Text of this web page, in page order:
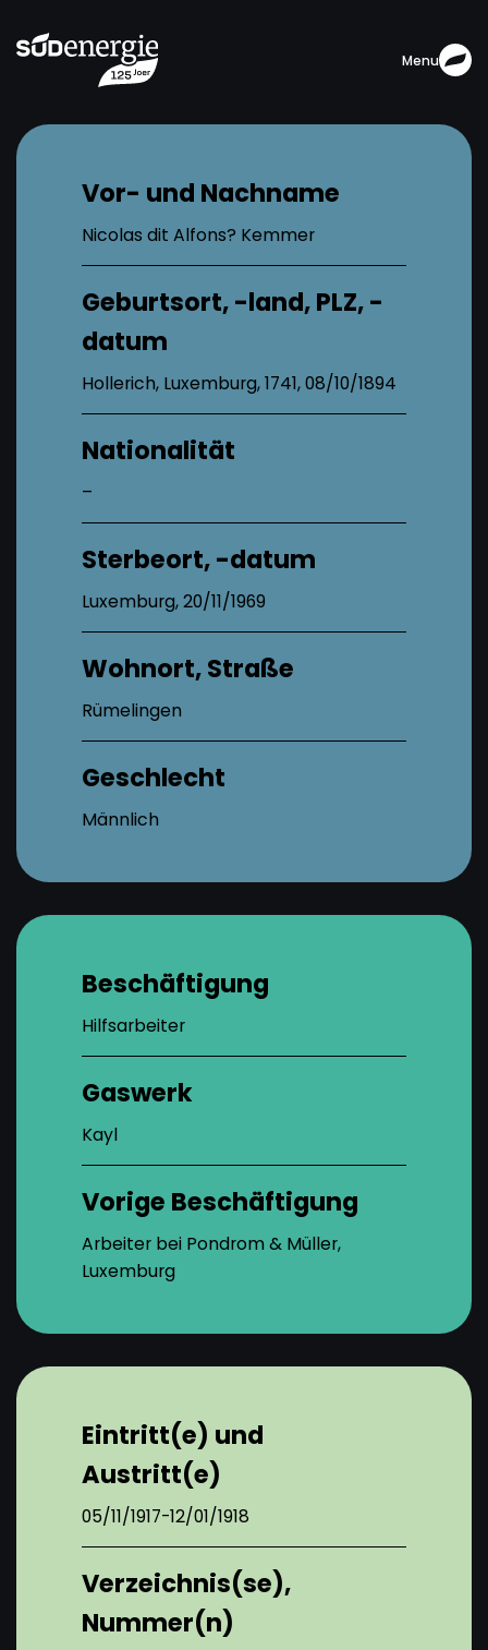
Menu
Vor- und Nachname
Nicolas dit Alfons? Kemmer
Geburtsort, -land, PLZ, -
datum
Hollerich, Luxemburg, 1741, 08/10/1894
Nationalität
–
Sterbeort, -datum
Luxemburg, 20/11/1969
Wohnort, Straße
Rümelingen
Geschlecht
Männlich
Beschäftigung
Hilfsarbeiter
Gaswerk
Kayl
Vorige Beschäftigung
Arbeiter bei Pondrom & Müller,
Luxemburg
Eintritt(e) und
Austritt(e)
05/11/1917-12/01/1918
Verzeichnis(se),
Nummer(n)